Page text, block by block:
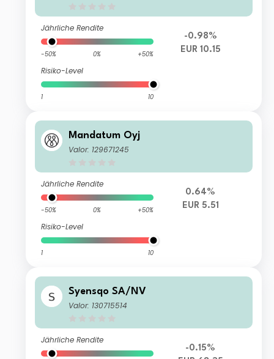
Jährliche Rendite
-50% 0% +50%
Risiko-Level
1 10
-0.98%
EUR 10.15
Mandatum Oyj
Valor: 129671245
Jährliche Rendite
-50% 0% +50%
Risiko-Level
1 10
0.64%
EUR 5.51
Syensqo SA/NV
Valor: 130715514
Jährliche Rendite
-0.15%